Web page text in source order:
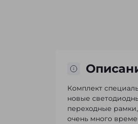
Комплект
новые
переходные
очень много